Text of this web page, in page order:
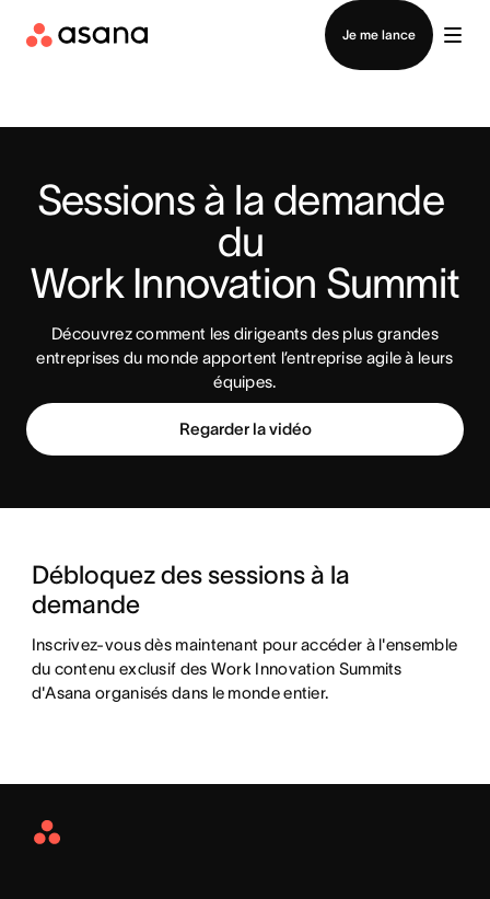
Je me lance
Contacter le service commercial
Sessions à la demande
du
Work Innovation Summit
Découvrez comment les dirigeants des plus grandes
entreprises du monde apportent l’entreprise agile à leurs
équipes.
Regarder la vidéo
Débloquez des sessions à la
demande
Inscrivez-vous dès maintenant pour accéder à l'ensemble
du contenu exclusif des Work Innovation Summits
d'Asana organisés dans le monde entier.
Asana